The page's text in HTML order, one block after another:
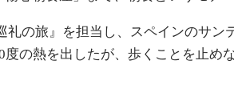
礼の旅』を担当し、スペインのサ
度の熱を出したが、歩くことを止め